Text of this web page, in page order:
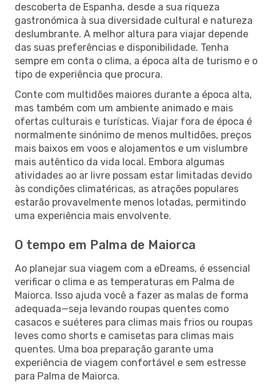
descoberta de Espanha, desde a sua riqueza
gastronómica à sua diversidade cultural e natureza
deslumbrante. A melhor altura para viajar depende
das suas preferências e disponibilidade. Tenha
sempre em conta o clima, a época alta de turismo e o
tipo de experiência que procura.
Conte com multidões maiores durante a época alta,
mas também com um ambiente animado e mais
ofertas culturais e turísticas. Viajar fora de época é
normalmente sinónimo de menos multidões, preços
mais baixos em voos e alojamentos e um vislumbre
mais autêntico da vida local. Embora algumas
atividades ao ar livre possam estar limitadas devido
às condições climatéricas, as atrações populares
estarão provavelmente menos lotadas, permitindo
uma experiência mais envolvente.
O tempo em Palma de Maiorca
Ao planejar sua viagem com a eDreams, é essencial
verificar o clima e as temperaturas em Palma de
Maiorca. Isso ajuda você a fazer as malas de forma
adequada—seja levando roupas quentes como
casacos e suéteres para climas mais frios ou roupas
leves como shorts e camisetas para climas mais
quentes. Uma boa preparação garante uma
experiência de viagem confortável e sem estresse
para Palma de Maiorca.